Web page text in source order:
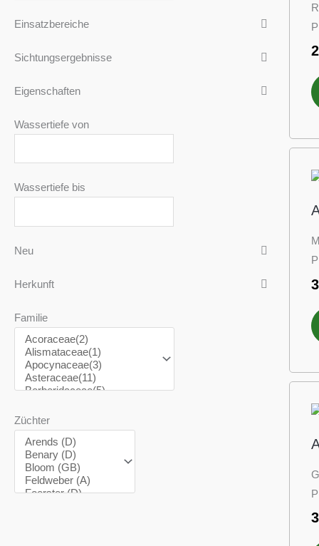
Einsatzbereiche
Sichtungsergebnisse
Eigenschaften
Wassertiefe von
Wassertiefe bis
Neu
Herkunft
Familie
Züchter